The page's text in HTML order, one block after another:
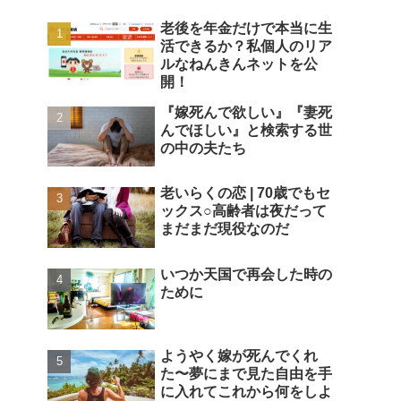
老後を年金だけで本当に生
活できるか？私個人のリア
ルなねんきんネットを公
開！
『嫁死んで欲しい』『妻死
んでほしい』と検索する世
の中の夫たち
老いらくの恋 | 70歳でもセ
ックス○高齢者は夜だって
まだまだ現役なのだ
いつか天国で再会した時の
ために
ようやく嫁が死んでくれ
た〜夢にまで見た自由を手
に入れてこれから何をしよ